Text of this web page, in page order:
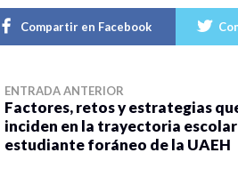
Compartir en Facebook
ENTRADA ANTERIOR
Factores, retos y estrategias
inciden en la trayectoria
estudiante foráneo de la UAEH